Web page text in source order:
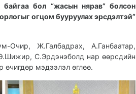
бол “жасын нярав” болсон
огцом бууруулах эрсдэлтэй”
Ж.Галбадрах, А.Ганбаатар,
С.Эрдэнэболд нар өөрсдийн
өчигдөр мэдээлэл өглөө.